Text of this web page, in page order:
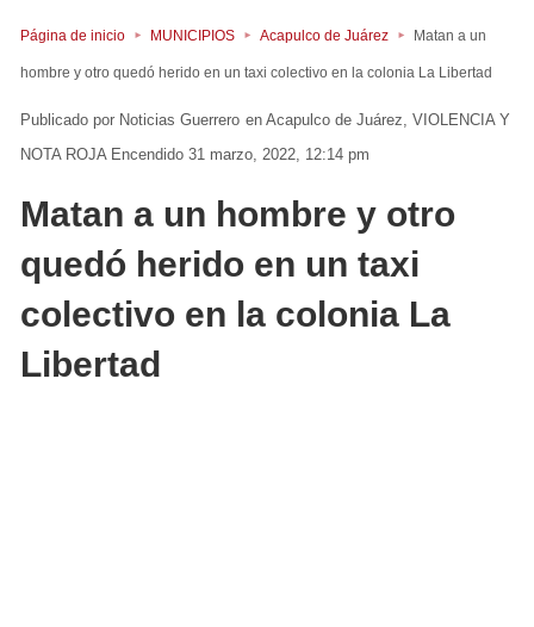
Página de inicio MUNICIPIOS Acapulco de Juárez Matan a un
hombre y otro quedó herido en un taxi colectivo en la colonia La Libertad
Noticias Guerrero en Acapulco de Juárez VIOLENCIA Y
NOTA ROJA Encendido 31 marzo, 2022, 12:14 pm
Matan a un hombre y otro
quedó herido en un taxi
colectivo en la colonia La
Libertad